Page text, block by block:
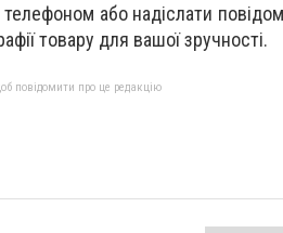
або надіслати
товару для вашої зручності.
повідомити про це редакцію